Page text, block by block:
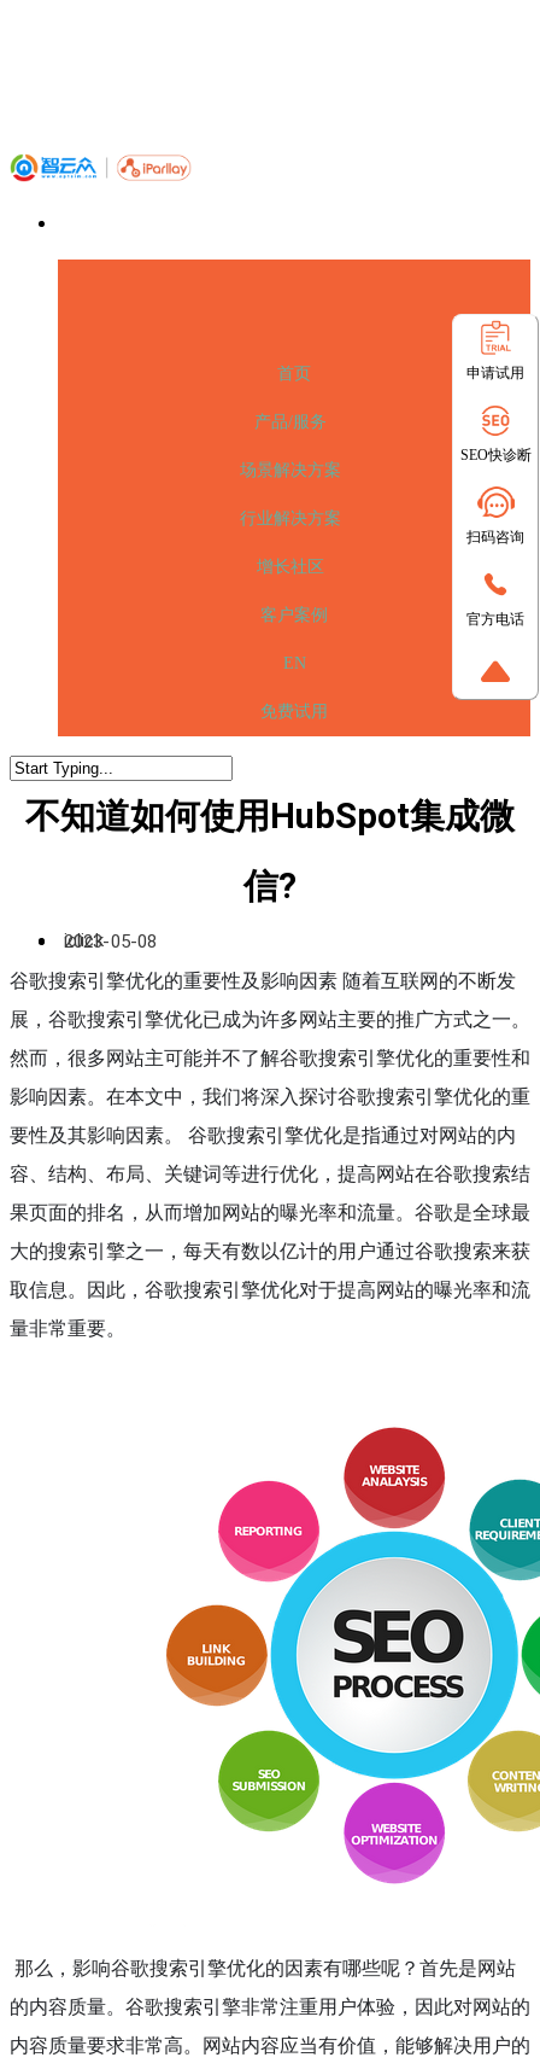
首页
产品/服务
场景解决方案
行业解决方案
增长社区
客户案例
EN
免费试用
不知道如何使用HubSpot集成微
信?
iclick
2023-05-08
谷歌搜索引擎优化的重要性及影响因素 随着互联网的不断发
展，谷歌搜索引擎优化已成为许多网站主要的推广方式之一。
然而，很多网站主可能并不了解谷歌搜索引擎优化的重要性和
影响因素。在本文中，我们将深入探讨谷歌搜索引擎优化的重
要性及其影响因素。 谷歌搜索引擎优化是指通过对网站的内
容、结构、布局、关键词等进行优化，提高网站在谷歌搜索结
果页面的排名，从而增加网站的曝光率和流量。谷歌是全球最
大的搜索引擎之一，每天有数以亿计的用户通过谷歌搜索来获
取信息。因此，谷歌搜索引擎优化对于提高网站的曝光率和流
量非常重要。
那么，影响谷歌搜索引擎优化的因素有哪些呢？首先是网站
的内容质量。谷歌搜索引擎非常注重用户体验，因此对网站的
内容质量要求非常高。网站内容应当有价值，能够解决用户的
申请试用
SEO快诊断
扫码咨询
官方电话